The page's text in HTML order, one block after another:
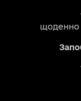
щоденно